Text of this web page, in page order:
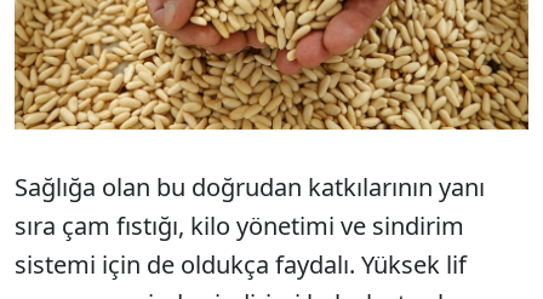
Sağlığa olan bu doğrudan katkılarının yanı
sıra çam fıstığı, kilo yönetimi ve sindirim
sistemi için de oldukça faydalı. Yüksek lif